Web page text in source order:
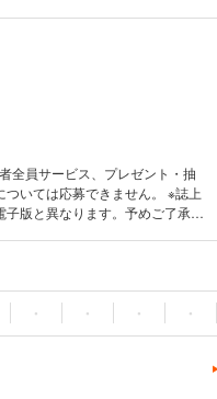
上田淳子／門倉多仁亜／かのう
ケンテツ／近藤幸子／新谷友里
真紀／飛田和緒／藤吉陽子／
マキ
全員サービス、プレゼント・抽
いては応募できません。 ※誌上
版と異なります。予めご了承く
ル ・6時間目；時間×エコそうじ
・ ・ ・ ・